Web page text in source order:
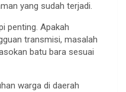
yang sudah terjadi.
penting. Apakah
transmisi, masalah
batu bara sesuai
warga di daerah